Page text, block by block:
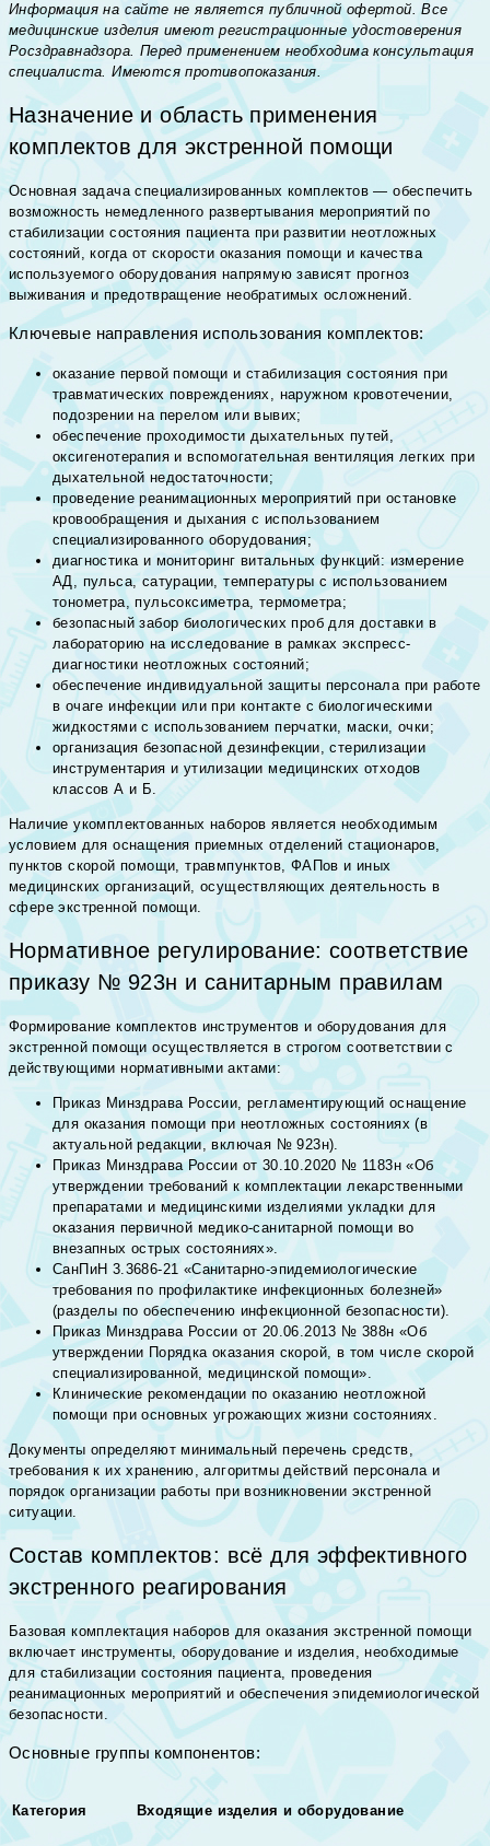
Информация на сайте не является публичной офертой. Все
медицинские изделия имеют регистрационные удостоверения
Росздравнадзора. Перед применением необходима консультация
специалиста. Имеются противопоказания.
Назначение и область применения
комплектов для экстренной помощи
Основная задача специализированных комплектов — обеспечить
возможность немедленного развертывания мероприятий по
стабилизации состояния пациента при развитии неотложных
состояний, когда от скорости оказания помощи и качества
используемого оборудования напрямую зависят прогноз
выживания и предотвращение необратимых осложнений.
Ключевые направления использования комплектов:
оказание первой помощи и стабилизация состояния при
травматических повреждениях, наружном кровотечении,
подозрении на перелом или вывих;
обеспечение проходимости дыхательных путей,
оксигенотерапия и вспомогательная вентиляция легких при
дыхательной недостаточности;
проведение реанимационных мероприятий при остановке
кровообращения и дыхания с использованием
специализированного оборудования;
диагностика и мониторинг витальных функций: измерение
АД, пульса, сатурации, температуры с использованием
тонометра, пульсоксиметра, термометра;
безопасный забор биологических проб для доставки в
лабораторию на исследование в рамках экспресс-
диагностики неотложных состояний;
обеспечение индивидуальной защиты персонала при работе
в очаге инфекции или при контакте с биологическими
жидкостями с использованием перчатки, маски, очки;
организация безопасной дезинфекции, стерилизации
инструментария и утилизации медицинских отходов
классов А и Б.
Наличие укомплектованных наборов является необходимым
условием для оснащения приемных отделений стационаров,
пунктов скорой помощи, травмпунктов, ФАПов и иных
медицинских организаций, осуществляющих деятельность в
сфере экстренной помощи.
Нормативное регулирование: соответствие
приказу № 923н и санитарным правилам
Формирование комплектов инструментов и оборудования для
экстренной помощи осуществляется в строгом соответствии с
действующими нормативными актами:
Приказ Минздрава России, регламентирующий оснащение
для оказания помощи при неотложных состояниях (в
актуальной редакции, включая № 923н).
Приказ Минздрава России от 30.10.2020 № 1183н «Об
утверждении требований к комплектации лекарственными
препаратами и медицинскими изделиями укладки для
оказания первичной медико-санитарной помощи во
внезапных острых состояниях».
СанПиН 3.3686-21 «Санитарно-эпидемиологические
требования по профилактике инфекционных болезней»
(разделы по обеспечению инфекционной безопасности).
Приказ Минздрава России от 20.06.2013 № 388н «Об
утверждении Порядка оказания скорой, в том числе скорой
специализированной, медицинской помощи».
Клинические рекомендации по оказанию неотложной
помощи при основных угрожающих жизни состояниях.
Документы определяют минимальный перечень средств,
требования к их хранению, алгоритмы действий персонала и
порядок организации работы при возникновении экстренной
ситуации.
Состав комплектов: всё для эффективного
экстренного реагирования
Базовая комплектация наборов для оказания экстренной помощи
включает инструменты, оборудование и изделия, необходимые
для стабилизации состояния пациента, проведения
реанимационных мероприятий и обеспечения эпидемиологической
безопасности.
Основные группы компонентов:
Категория Входящие изделия и оборудование